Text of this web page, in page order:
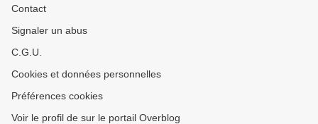
Contact
Signaler un abus
C.G.U.
Cookies et données personnelles
Préférences cookies
Voir le profil de sur le portail Overblog